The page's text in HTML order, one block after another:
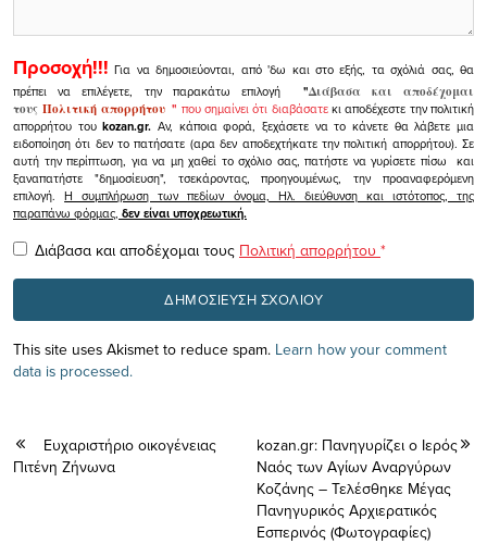
Προσοχή!!! Για να δημοσιεύονται, από 'δω και στο εξής, τα σχόλιά σας, θα
πρέπει να επιλέγετε, την παρακάτω επιλογή
"Διάβασα και αποδέχομαι
τουςΠολιτική απορρήτου" που σημαίνει ότι διαβάσατεκι αποδέχεστε την πολιτική
απορρήτου τουkozan.gr. Αν, κάποια φορά, ξεχάσετε να το κάνετε θα λάβετε μια
ειδοποίηση ότι δεν το πατήσατε (αρα δεν αποδεχτήκατε την πολιτική απορρήτου). Σε
αυτή την περίπτωση, για να μη χαθεί το σχόλιο σας, πατήστε να γυρίσετε πίσω και
ξαναπατήστε "δημοσίευση", τσεκάροντας, προηγουμένως, την προαναφερόμενη
επιλογή.Η συμπλήρωση των πεδίων όνομα, Ηλ. διεύθυνση και ιστότοπος, της
παραπάνω φόρμας, δεν είναι υποχρεωτική.
Διάβασα και αποδέχομαι τους Πολιτική απορρήτου *
This site uses Akismet to reduce spam. Learn how your comment
data is processed.
Ευχαριστήριο οικογένειας
Πιτένη Ζήνωνα
kozan.gr: Πανηγυρίζει ο Ιερός
Ναός των Αγίων Αναργύρων
Κοζάνης – Τελέσθηκε Μέγας
Πανηγυρικός Αρχιερατικός
Εσπερινός (Φωτογραφίες)